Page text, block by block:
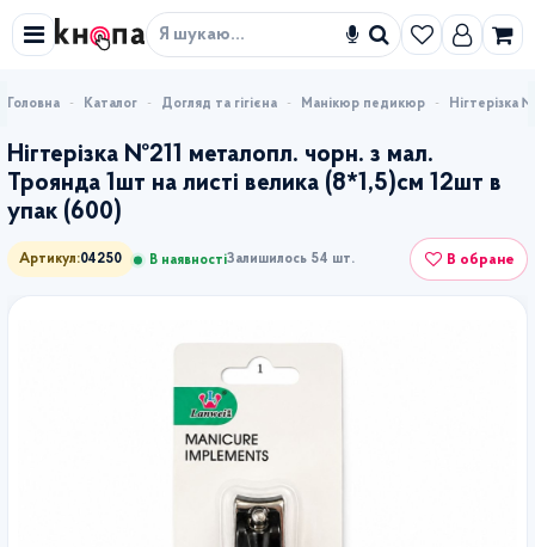
Знайти
Каталог Догляд та гігієна Манікюр педикюр Нігтерізка
Нігтерізка №211 металопл. чорн. з мал.
Троянда 1шт на листі велика (8*1,5)см 12шт в
упак (600)
Артикул:04250 В наявностіЗалишилось 54 шт. В обране